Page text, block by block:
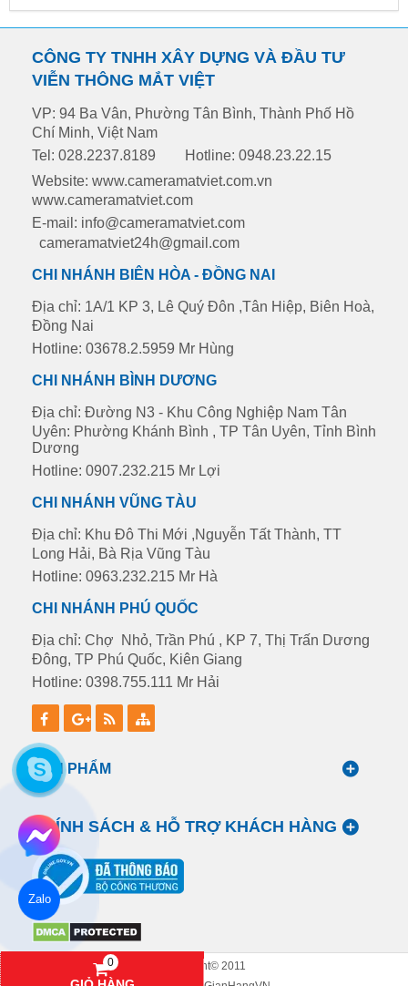
CÔNG TY TNHH XÂY DỰNG VÀ ĐẦU TƯ
VIỄN THÔNG MẮT VIỆT
VP: 94 Ba Vân, Phường Tân Bình, Thành Phố Hồ
Chí Minh, Việt Nam
Tel: 028.2237.8189
Hotline: 0948.23.22.15
Website: www.cameramatviet.com.vn
www.cameramatviet.com
E-mail: info@cameramatviet.com
cameramatviet24h@gmail.com
CHI NHÁNH BIÊN HÒA - ĐỒNG NAI
Địa chỉ: 1A/1 KP 3, Lê Quý Đôn ,Tân Hiệp, Biên Hoà,
Đồng Nai
Hotline: 03678.2.5959 Mr Hùng
CHI NHÁNH BÌNH DƯƠNG
Địa chỉ: Đường N3 - Khu Công Nghiệp Nam Tân
Uyên: Phường Khánh Bình , TP Tân Uyên, Tỉnh Bình
Dương
Hotline: 0907.232.215 Mr Lợi
CHI NHÁNH VŨNG TÀU
Địa chỉ: Khu Đô Thi Mới ,Nguyễn Tất Thành, TT
Long Hải, Bà Rịa Vũng Tàu
Hotline: 0963.232.215 Mr Hà
CHI NHÁNH PHÚ QUỐC
Địa chỉ: Chợ Nhỏ, Trần Phú , KP 7, Thị Trấn Dương
Đông, TP Phú Quốc, Kiên Giang
Hotline: 0398.755.111 Mr Hải
SẢN PHẨM
CHÍNH SÁCH & HỖ TRỢ KHÁCH HÀNG
Copyright© 2011
0
Zalo